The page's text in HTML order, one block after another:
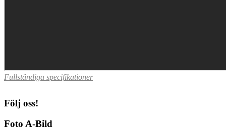
Fullständiga specifikationer
Följ oss!
Foto A-Bild